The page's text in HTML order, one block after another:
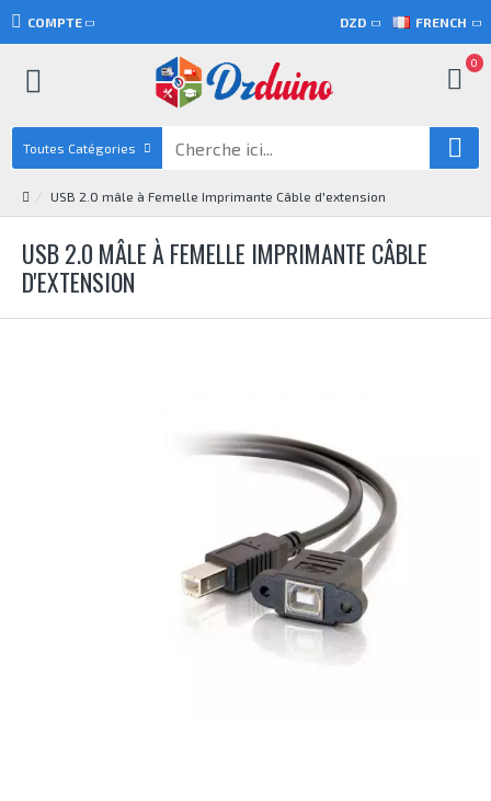
COMPTE DZD FRENCH
0
Toutes Catégories
USB 2.0 mâle à Femelle Imprimante Câble d'extension
USB 2.0 MÂLE À FEMELLE IMPRIMANTE CÂBLE
D'EXTENSION